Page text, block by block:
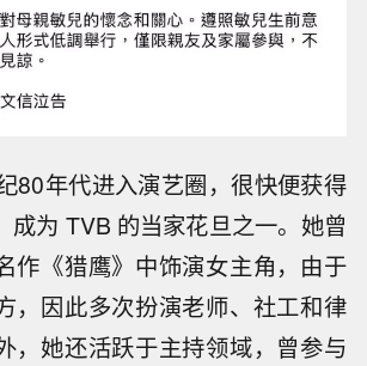
80年代进入演艺圈，很快便获得
成为 TVB 的当家花旦之一。她曾
作《猎鹰》中饰演女主角，由于
，因此多次扮演老师、社工和律
，她还活跃于主持领域，曾参与